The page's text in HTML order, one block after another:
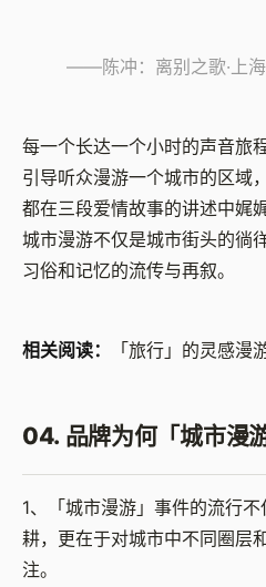
——陈冲：离别之歌·上海
每一个长达一个小时的声音旅
引导听众漫游一个城市的区域
都在三段爱情故事的讲述中娓
城市漫游不仅是城市街头的徜
习俗和记忆的流传与再叙。
相关阅读： 「旅行」的灵感漫游
04. 品牌为何「城市漫
1、「城市漫游」事件的流行
耕，更在于对城市中不同圈层
注。